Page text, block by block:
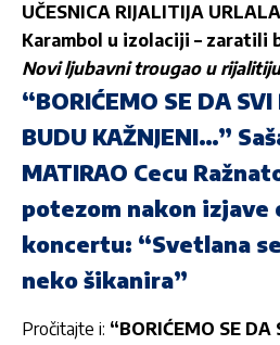
UČESNICA RIJALITIJA
Karambol u izolaciji – zaratili
Novi ljubavni trougao u rijalitiju
“BORIĆEMO SE DA
BUDU KAŽNJENI…”
MATIRAO Cecu
potezom nakon izjave
koncertu: “Svetlana
neko šikanira”
Pročitajte i: “BORIĆEMO SE